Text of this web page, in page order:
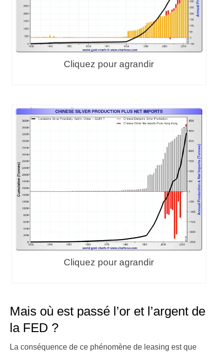
Cliquez pour agrandir
Cliquez pour agrandir
Mais où est passé l’or et l’argent de
la FED ?
La conséquence de ce phénomène de leasing est que